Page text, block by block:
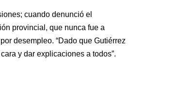
cuando denunció el
provincial, que nunca fue a
desempleo. “Dado que Gutiérrez
y dar explicaciones a todos”.